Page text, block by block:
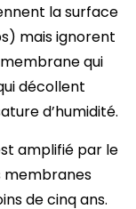
la surface
mais ignorent
qui
décollent
d’humidité.
amplifié par le
membranes
de cinq ans.